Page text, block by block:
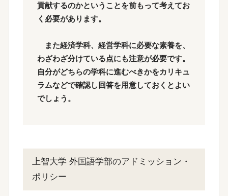
貢献するのかということを前もって考えてお
く必要があります。
また経済学科、経営学科に必要な素養を、
わざわざ分けている点にも注意が必要です。
自分がどちらの学科に進むべきかをカリキュ
ラムなどで確認し回答を用意しておくとよい
でしょう。
上智大学 外国語学部のアドミッション・
ポリシー